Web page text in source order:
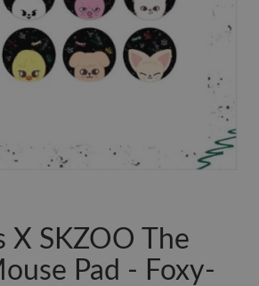
X SKZOO The
Pad - Foxy-